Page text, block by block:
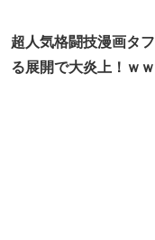
超人気格闘技漫画タ
る展開で大炎上！ｗ